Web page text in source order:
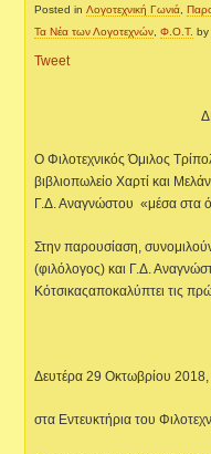
Posted inΛογοτεχνική Γωνιά ,
Τα Νέα των Λογοτεχνών ,Φ.Ο.Τ.
Tweet
Ο Φιλοτεχνικός Όμιλος
βιβλιοπωλείο Χαρτί και
Γ.Δ. Αναγνώστου «μέσα στα
Στην παρουσίαση,
(φιλόλογος) και Γ.Δ.
Κότσικαςαποκαλύπτει τις
Δευτέρα 29 Οκτωβρίου
στα Εντευκτήρια του